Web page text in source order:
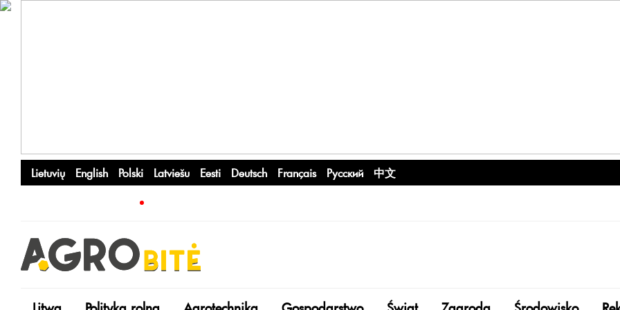
Lietuvių English Polski Latviešu Eesti Deutsch Français Русский 中文